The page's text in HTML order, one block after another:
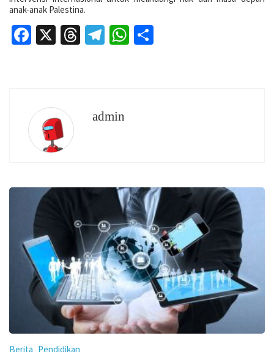
anak-anak Palestina.
Facebook
X Threads
Telegram
WhatsApp
admin
Berita Pendidikan